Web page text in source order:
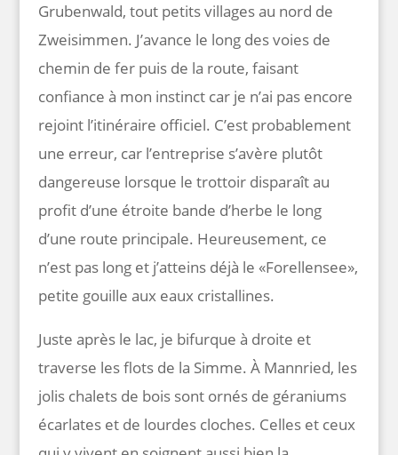
Grubenwald, tout petits villages au nord de
Zweisimmen. J’avance le long des voies de
chemin de fer puis de la route, faisant
confiance à mon instinct car je n’ai pas encore
rejoint l’itinéraire officiel. C’est probablement
une erreur, car l’entreprise s’avère plutôt
dangereuse lorsque le trottoir disparaît au
profit d’une étroite bande d’herbe le long
d’une route principale. Heureusement, ce
n’est pas long et j’atteins déjà le «Forellensee»,
petite gouille aux eaux cristallines.
Juste après le lac, je bifurque à droite et
traverse les flots de la Simme. À Mannried, les
jolis chalets de bois sont ornés de géraniums
écarlates et de lourdes cloches. Celles et ceux